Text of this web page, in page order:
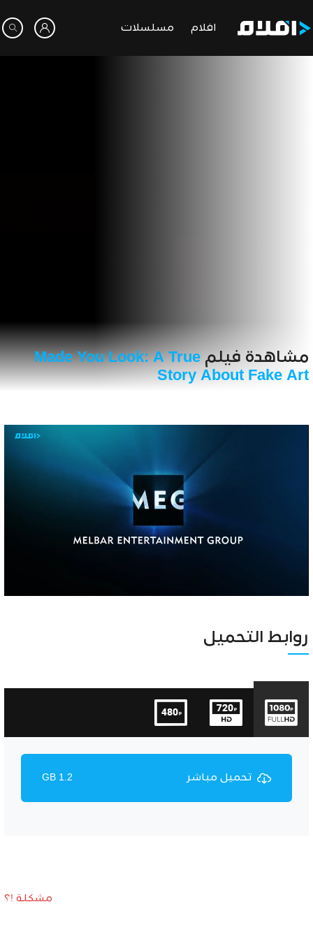
افلام مسلسلات
مشاهدة فيلم Made You Look: A True
Story About Fake Art
Unmute Settings
روابط التحميل
تحميل مباشر 1.2 GB
مشكلة !؟